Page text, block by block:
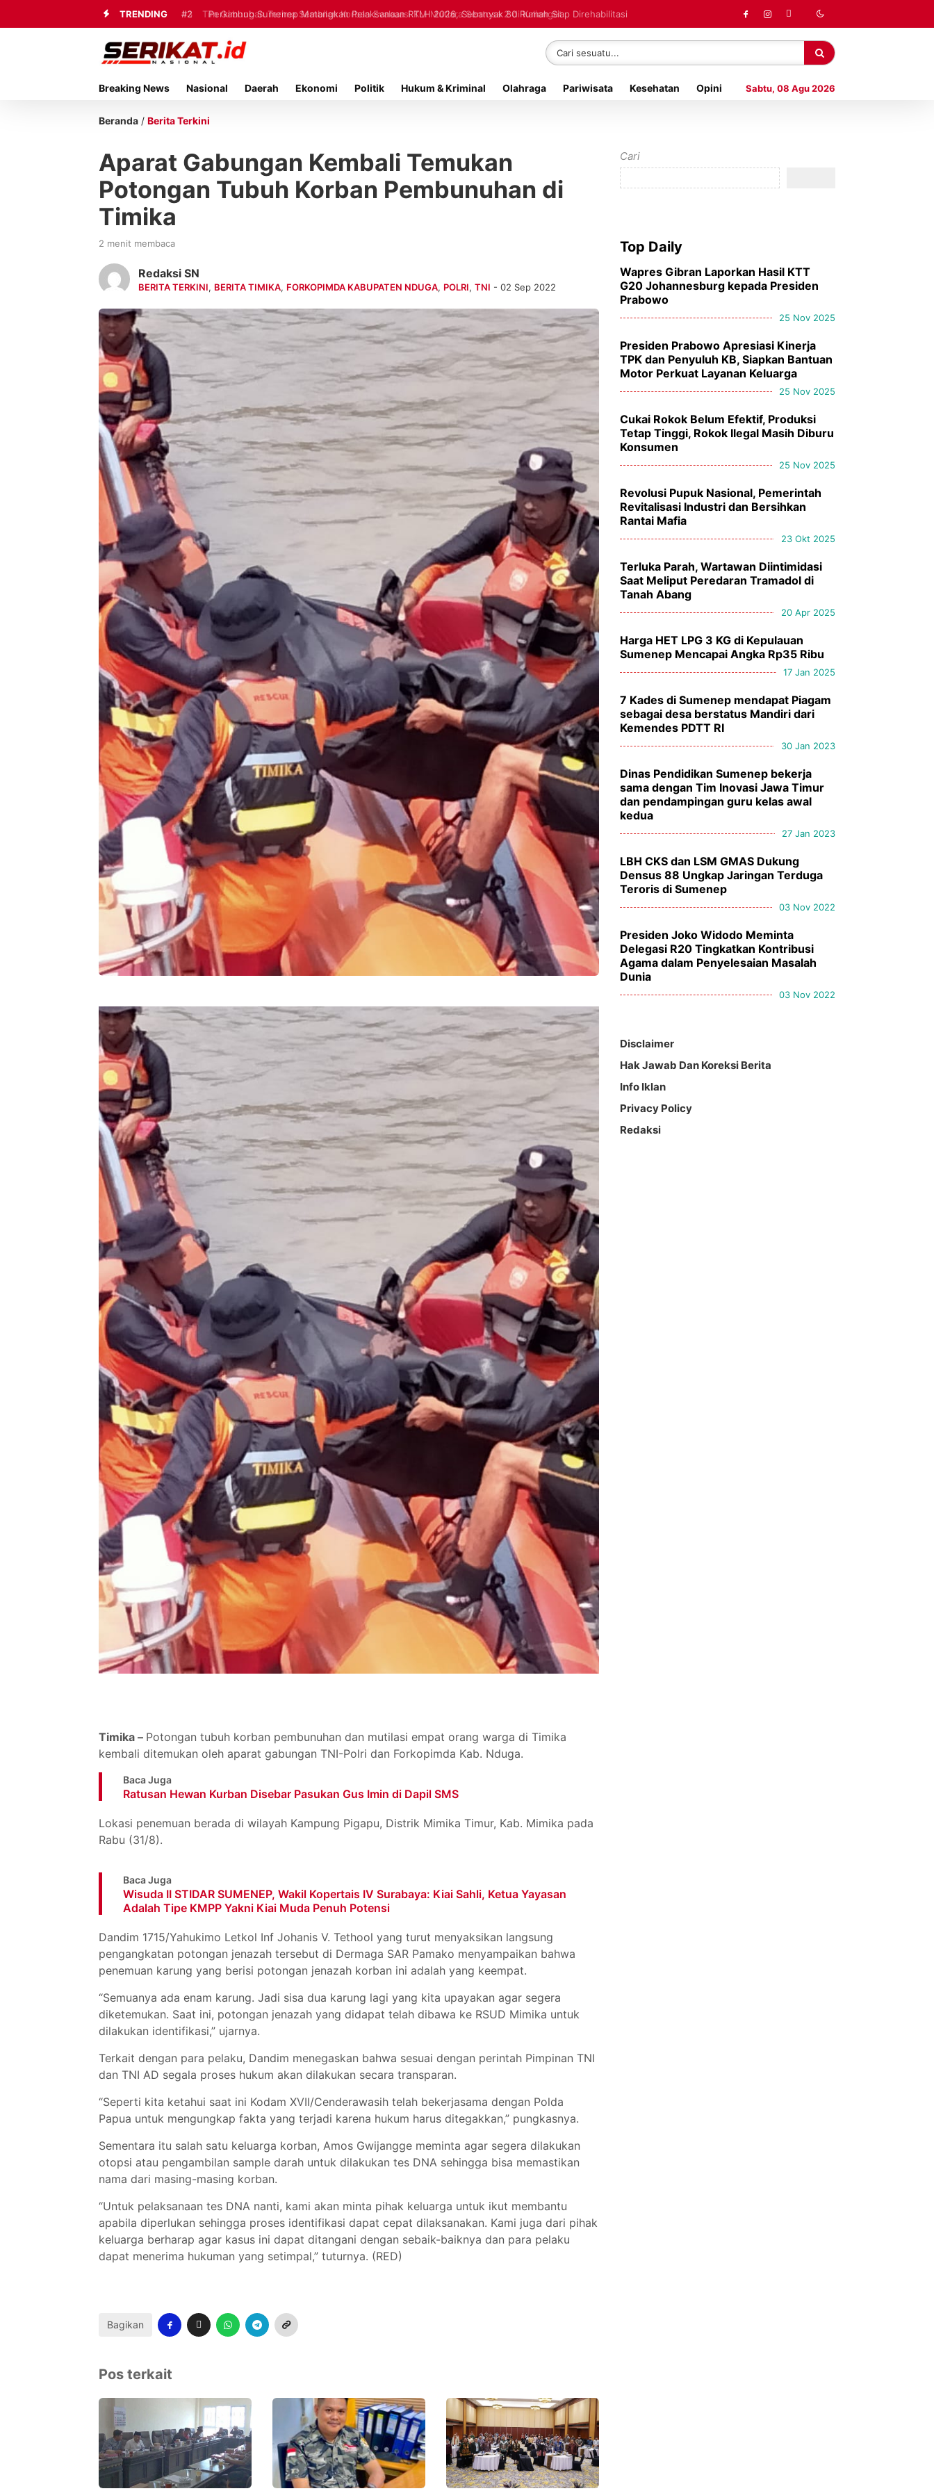
TRENDING #3 Tim Gabungan Terima Sembilan Korban Evakuasi KM Mutiara Sentosa 2 di Kalianget
Breaking News Nasional Daerah Ekonomi Politik Hukum & Kriminal Olahraga Pariwisata Kesehatan Opini Sabtu, 08 Agu 2026
Beranda / Berita Terkini
Aparat Gabungan Kembali Temukan
Potongan Tubuh Korban Pembunuhan di
Timika
2 menit membaca
Redaksi SN
BERITA TERKINI, BERITA TIMIKA, FORKOPIMDA KABUPATEN NDUGA, POLRI, TNI - 02 Sep 2022
Timika – Potongan tubuh korban pembunuhan dan mutilasi empat orang warga di Timika
kembali ditemukan oleh aparat gabungan TNI-Polri dan Forkopimda Kab. Nduga.
Baca Juga
Ratusan Hewan Kurban Disebar Pasukan Gus Imin di Dapil SMS
Lokasi penemuan berada di wilayah Kampung Pigapu, Distrik Mimika Timur, Kab. Mimika pada
Rabu (31/8).
Baca Juga
Wisuda II STIDAR SUMENEP, Wakil Kopertais IV Surabaya: Kiai Sahli, Ketua Yayasan
Adalah Tipe KMPP Yakni Kiai Muda Penuh Potensi
Dandim 1715/Yahukimo Letkol Inf Johanis V. Tethool yang turut menyaksikan langsung
pengangkatan potongan jenazah tersebut di Dermaga SAR Pamako menyampaikan bahwa
penemuan karung yang berisi potongan jenazah korban ini adalah yang keempat.
“Semuanya ada enam karung. Jadi sisa dua karung lagi yang kita upayakan agar segera
diketemukan. Saat ini, potongan jenazah yang didapat telah dibawa ke RSUD Mimika untuk
dilakukan identifikasi,” ujarnya.
Terkait dengan para pelaku, Dandim menegaskan bahwa sesuai dengan perintah Pimpinan TNI
dan TNI AD segala proses hukum akan dilakukan secara transparan.
“Seperti kita ketahui saat ini Kodam XVII/Cenderawasih telah bekerjasama dengan Polda
Papua untuk mengungkap fakta yang terjadi karena hukum harus ditegakkan,” pungkasnya.
Sementara itu salah satu keluarga korban, Amos Gwijangge meminta agar segera dilakukan
otopsi atau pengambilan sample darah untuk dilakukan tes DNA sehingga bisa memastikan
nama dari masing-masing korban.
“Untuk pelaksanaan tes DNA nanti, kami akan minta pihak keluarga untuk ikut membantu
apabila diperlukan sehingga proses identifikasi dapat cepat dilaksanakan. Kami juga dari pihak
keluarga berharap agar kasus ini dapat ditangani dengan sebaik-baiknya dan para pelaku
dapat menerima hukuman yang setimpal,” tuturnya. (RED)
Bagikan
Pos terkait
Cari
Top Daily
Wapres Gibran Laporkan Hasil KTT
G20 Johannesburg kepada Presiden
Prabowo
25 Nov 2025
Presiden Prabowo Apresiasi Kinerja
TPK dan Penyuluh KB, Siapkan Bantuan
Motor Perkuat Layanan Keluarga
25 Nov 2025
Cukai Rokok Belum Efektif, Produksi
Tetap Tinggi, Rokok Ilegal Masih Diburu
Konsumen
25 Nov 2025
Revolusi Pupuk Nasional, Pemerintah
Revitalisasi Industri dan Bersihkan
Rantai Mafia
23 Okt 2025
Terluka Parah, Wartawan Diintimidasi
Saat Meliput Peredaran Tramadol di
Tanah Abang
20 Apr 2025
Harga HET LPG 3 KG di Kepulauan
Sumenep Mencapai Angka Rp35 Ribu
17 Jan 2025
7 Kades di Sumenep mendapat Piagam
sebagai desa berstatus Mandiri dari
Kemendes PDTT RI
30 Jan 2023
Dinas Pendidikan Sumenep bekerja
sama dengan Tim Inovasi Jawa Timur
dan pendampingan guru kelas awal
kedua
27 Jan 2023
LBH CKS dan LSM GMAS Dukung
Densus 88 Ungkap Jaringan Terduga
Teroris di Sumenep
03 Nov 2022
Presiden Joko Widodo Meminta
Delegasi R20 Tingkatkan Kontribusi
Agama dalam Penyelesaian Masalah
Dunia
03 Nov 2022
Disclaimer
Hak Jawab Dan Koreksi Berita
Info Iklan
Privacy Policy
Redaksi